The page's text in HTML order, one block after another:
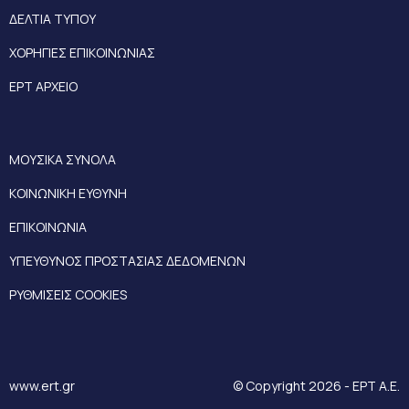
ΔΕΛΤΙΑ ΤΥΠΟΥ
ΧΟΡΗΓΙΕΣ ΕΠΙΚΟΙΝΩΝΙΑΣ
ΕΡΤ ΑΡΧΕΙΟ
ΜΟΥΣΙΚΑ ΣΥΝΟΛΑ
ΚΟΙΝΩΝΙΚΗ ΕΥΘΥΝΗ
ΕΠΙΚΟΙΝΩΝΙΑ
ΥΠΕΥΘΥΝΟΣ ΠΡΟΣΤΑΣΙΑΣ ΔΕΔΟΜΕΝΩΝ
ΡΥΘΜΙΣΕΙΣ COOKIES
www.ert.gr © Copyright 2026 - ΕΡΤ Α.Ε.